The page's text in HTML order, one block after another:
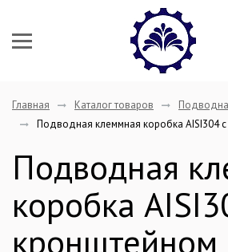
Главная Каталог товаров
Подводная клеммная коробка AISI304
Подводная
коробка
кронштейном